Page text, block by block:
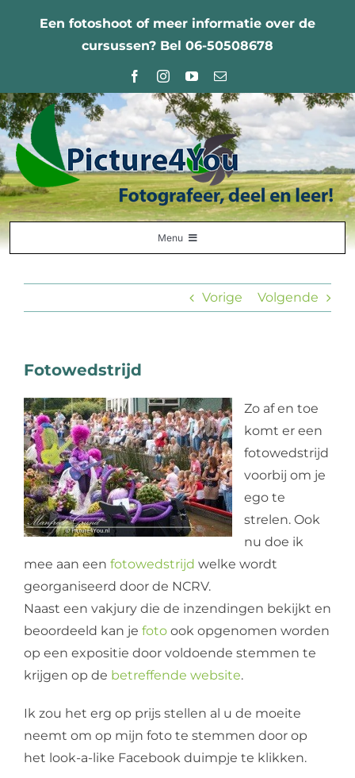
Een fotoshoot of meer informatie over de
cursussen? Bel 06-50508678
Menu
Contact
Vorige Volgende
Fotowedstrijd
Zo af en toe
komt er een
fotowedstrijd
voorbij om je
ego te
strelen. Ook
nu doe ik
mee aan een fotowedstrijd welke wordt
georganiseerd door de NCRV.
Naast een vakjury die de inzendingen bekijkt en
beoordeeld kan je foto ook opgenomen worden
op een expositie door voldoende stemmen te
krijgen op de betreffende website.
Ik zou het erg op prijs stellen al u de moeite
neemt om op mijn foto te stemmen door op
het look-a-like Facebook duimpje te klikken.